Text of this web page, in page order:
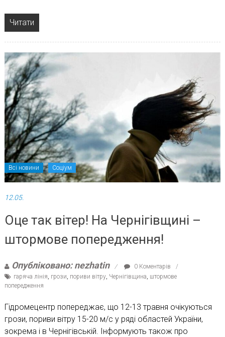
Читати
Всі новини Соціум
12.05.
Оце так вітер! На Чернігівщині –
штормове попередження!
Опубліковано: nezhatin
0 Коментарів
гаряча лінія, грози, пориви вітру, Чернігівщина, штормове
попередження
Гідромецентр попереджає, що 12-13 травня очікуються
грози, пориви вітру 15-20 м/с у ряді областей України,
зокрема і в Чернігівській. Інформують також про